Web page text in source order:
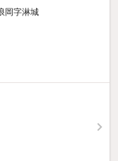
岡字淋城